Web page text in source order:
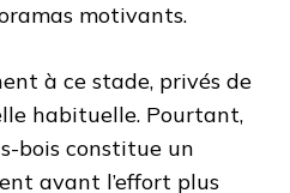
motivants.
à ce stade, privés de
habituelle. Pourtant,
bois constitue un
avant l’effort plus